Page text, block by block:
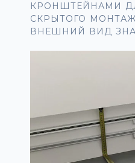
КРОНШТЕЙНАМИ
СКРЫТОГО
ВНЕШНИЙ ВИД